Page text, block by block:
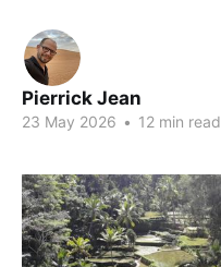
Pierrick Jean
23 May 2026 • 12 min read